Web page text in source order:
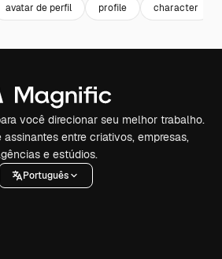
avatar de perfil profile character
você direcionar seu melhor trabalho.
assinantes entre criativos, empresas,
e estúdios.
Português